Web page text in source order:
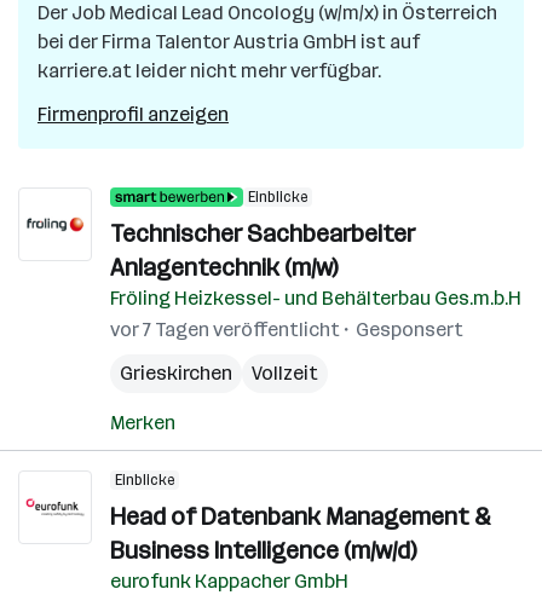
Jobs
in
Österreich
Der Job Medical Lead Oncology (w/m/x) in Österreich
bei der Firma Talentor Austria GmbH ist auf
karriere.at leider nicht mehr verfügbar.
Firmenprofil anzeigen
Einblicke
Technischer Sachbearbeiter
Anlagentechnik (m/w)
Fröling Heizkessel- und Behälterbau Ges.m.b.H
vor 7 Tagen veröffentlicht
Gesponsert
Grieskirchen
Vollzeit
Merken
Einblicke
Head of Datenbank Management &
Business Intelligence (m/w/d)
eurofunk Kappacher GmbH